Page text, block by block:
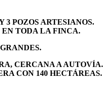
3 POZOS ARTESIANOS.
TODA LA FINCA.
CERCANA A AUTOVÍA.
CON 140 HECTÁREAS.